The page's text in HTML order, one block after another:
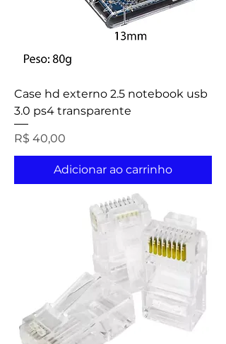
Case hd externo 2.5 notebook usb
3.0 ps4 transparente
Preço
R$ 40,00
Adicionar ao carrinho